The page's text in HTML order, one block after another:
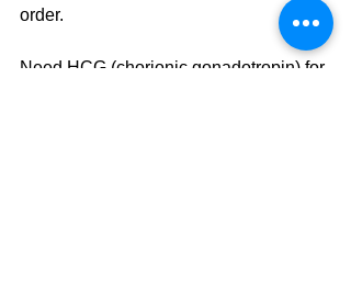
order.
Need HCG (chorionic gonadotropin) for